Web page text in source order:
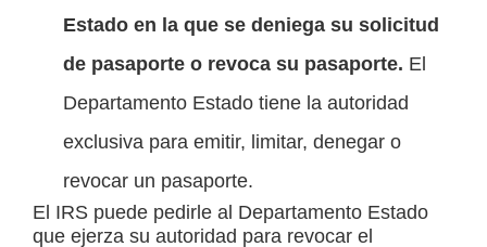
Estado en la que se deniega su solicitud
de pasaporte o revoca su pasaporte. El
Departamento Estado tiene la autoridad
exclusiva para emitir, limitar, denegar o
revocar un pasaporte.
El IRS puede pedirle al Departamento Estado
que ejerza su autoridad para revocar el